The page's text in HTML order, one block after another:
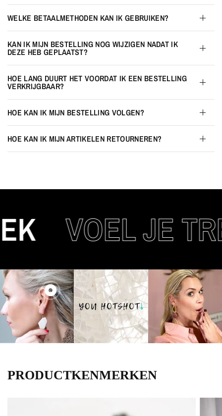
WELKE BETAALMETHODEN KAN IK GEBRUIKEN?
KAN IK MIJN BESTELLING NOG WIJZIGEN NADAT IK
DEZE HEB GEPLAATST?
HOE LANG DUURT HET VOORDAT IK EEN BESTELLING
VERKRIJGBAAR?
HOE KAN IK MIJN BESTELLING VOLGEN?
HOE KAN IK MIJN ARTIKELEN RETOURNEREN?
VOEL JE
PRODUCTKENMERKEN